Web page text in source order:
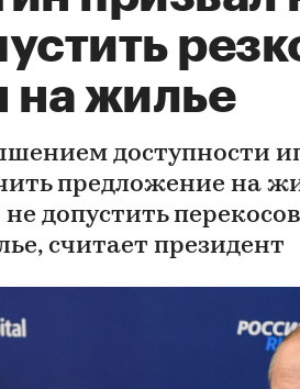
на жилье
доступности
предложение на
допустить
считает президент